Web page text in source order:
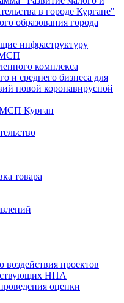
в городе Кургане"
образования города
инфраструктуру
МСП
комплекса
и среднего бизнеса для
новой коронавирусной
МСП Курган
товара
проектов
НПА
оценки